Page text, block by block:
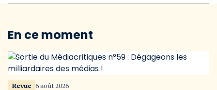
En ce moment
Revue 6 août 2026